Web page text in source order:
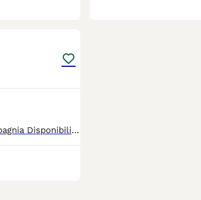
Perfetti sia come cavatori che come cani da compagnia Disponibili 1 maschio e 1 femmina di colore bianco e marrone età quindici giorni. Con pedigree e prima vaccinazione, test genetici e microchip. Possibilità di vedere i genitori.